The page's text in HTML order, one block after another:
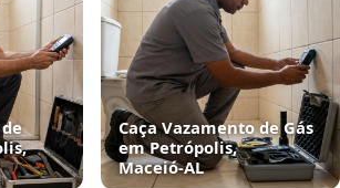
Caça Vazamento de Gás
em Petrópolis,
Maceió‑AL